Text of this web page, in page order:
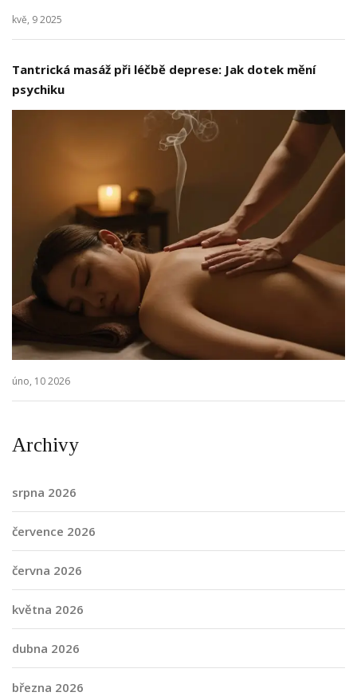
kvě, 9 2025
Tantrická masáž při léčbě deprese: Jak dotek mění
psychiku
úno, 10 2026
Archivy
srpna 2026
července 2026
června 2026
května 2026
dubna 2026
března 2026